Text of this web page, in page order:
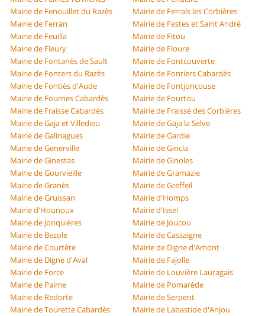
Mairie de Fenouillet du Razès
Mairie de Ferrals les Corbières
Mairie de Ferran
Mairie de Festes et Saint André
Mairie de Feuilla
Mairie de Fitou
Mairie de Fleury
Mairie de Floure
Mairie de Fontanès de Sault
Mairie de Fontcouverte
Mairie de Fonters du Razès
Mairie de Fontiers Cabardès
Mairie de Fontiès d'Aude
Mairie de Fontjoncouse
Mairie de Fournes Cabardès
Mairie de Fourtou
Mairie de Fraisse Cabardès
Mairie de Fraissé des Corbières
Mairie de Gaja et Villedieu
Mairie de Gaja la Selve
Mairie de Galinagues
Mairie de Gardie
Mairie de Generville
Mairie de Gincla
Mairie de Ginestas
Mairie de Ginoles
Mairie de Gourvieille
Mairie de Gramazie
Mairie de Granès
Mairie de Greffeil
Mairie de Gruissan
Mairie d'Homps
Mairie d'Hounoux
Mairie d'Issel
Mairie de Jonquières
Mairie de Joucou
Mairie de Bezole
Mairie de Cassaigne
Mairie de Courtète
Mairie de Digne d'Amont
Mairie de Digne d'Aval
Mairie de Fajolle
Mairie de Force
Mairie de Louvière Lauragais
Mairie de Palme
Mairie de Pomarède
Mairie de Redorte
Mairie de Serpent
Mairie de Tourette Cabardès
Mairie de Labastide d'Anjou